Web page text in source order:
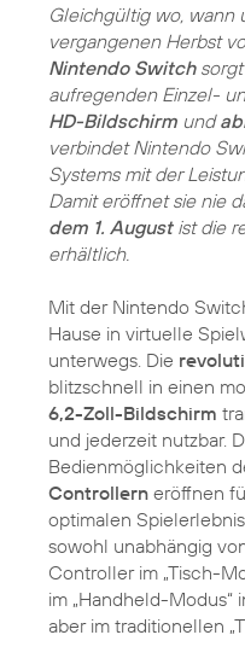
Gleichgültig wo, wann
vergangenen Herbst
Nintendo Switchsorgt
aufregenden Einzel-
HD-Bildschirm und
verbindet Nintendo
Systems mit der
Damit eröffnet sie nie
dem 1. Augustist die
erhältlich.
Mit der Nintendo
Hause in virtuelle
unterwegs. Die
blitzschnell in einen
6,2-Zoll-Bildschirm
und jederzeit nutzbar.
Bedienmöglichkeiten
Controllern eröffnen
optimalen
sowohl unabhängig
Controller im „Tisch-
im „Handheld-
aber im traditionellen